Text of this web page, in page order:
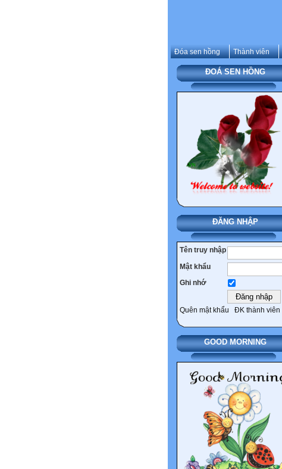
Đóa sen hồng Thành viên
ĐOÁ SEN HỒNG
ĐĂNG NHẬP
Tên truy nhập
Mật khẩu
Ghi nhớ
Quên mật khẩu ĐK thành viên
GOOD MORNING